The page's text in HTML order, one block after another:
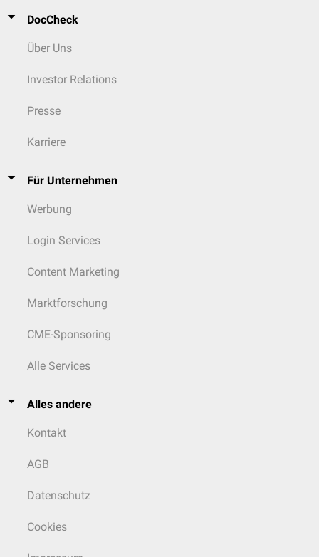
DocCheck
Über Uns
Investor Relations
Presse
Karriere
Für Unternehmen
Werbung
Login Services
Content Marketing
Marktforschung
CME-Sponsoring
Alle Services
Alles andere
Kontakt
AGB
Datenschutz
Cookies